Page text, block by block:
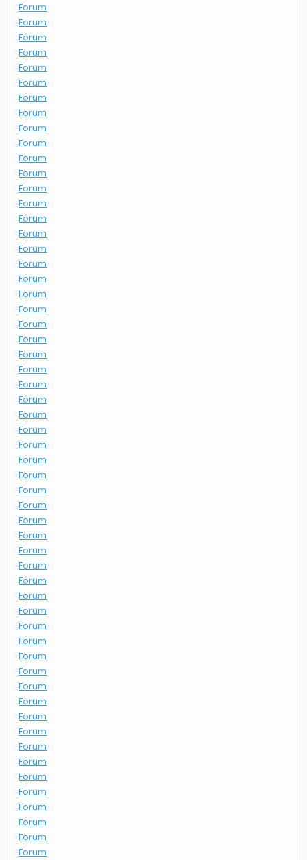
Forum
Forum
Forum
Forum
Forum
Forum
Forum
Forum
Forum
Forum
Forum
Forum
Forum
Forum
Forum
Forum
Forum
Forum
Forum
Forum
Forum
Forum
Forum
Forum
Forum
Forum
Forum
Forum
Forum
Forum
Forum
Forum
Forum
Forum
Forum
Forum
Forum
Forum
Forum
Forum
Forum
Forum
Forum
Forum
Forum
Forum
Forum
Forum
Forum
Forum
Forum
Forum
Forum
Forum
Forum
Forum
Forum